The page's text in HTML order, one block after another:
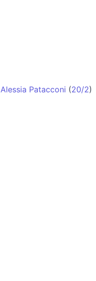
Alessia Patacconi (20/2)